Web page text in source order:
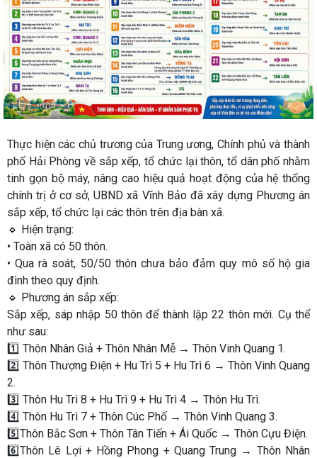
Thực hiện các chủ trương của Trung ương, Chính phủ và thành
phố Hải Phòng về sắp xếp, tổ chức lại thôn, tổ dân phố nhằm
tinh gọn bộ máy, nâng cao hiệu quả hoạt động của hệ thống
chính trị ở cơ sở, UBND xã Vĩnh Bảo đã xây dựng Phương án
sắp xếp, tổ chức lại các thôn trên địa bàn xã.
🔹 Hiện trạng:
• Toàn xã có 50 thôn.
• Qua rà soát, 50/50 thôn chưa bảo đảm quy mô số hộ gia
đình theo quy định.
🔹 Phương án sắp xếp:
Sắp xếp, sáp nhập 50 thôn để thành lập 22 thôn mới. Cụ thể
như sau:
1️⃣ Thôn Nhân Giả + Thôn Nhân Mễ → Thôn Vinh Quang 1.
2️⃣ Thôn Thượng Điện + Hu Trì 5 + Hu Trì 6 → Thôn Vinh Quang
2.
3️⃣ Thôn Hu Trì 8 + Hu Trì 9 + Hu Trì 4 → Thôn Hu Trì.
4️⃣ Thôn Hu Trì 7 + Thôn Cúc Phố → Thôn Vinh Quang 3.
5️⃣Thôn Bắc Sơn + Thôn Tân Tiến + Ái Quốc → Thôn Cựu Điện.
6️⃣Thôn Lê Lợi + Hồng Phong + Quang Trung → Thôn Nhân